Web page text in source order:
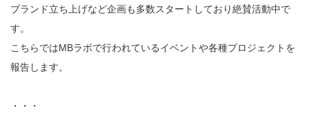
ブランド立ち上げなど企画も多数スタートしており絶賛活動中で
す。
こちらではMBラボで行われているイベントや各種プロジェクトを
報告します。
・・・